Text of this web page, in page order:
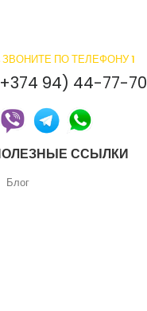
ЗВОНИТЕ ПО ТЕЛЕФОНУ 1
94) 44-77-70
ССЫЛКИ
Блог